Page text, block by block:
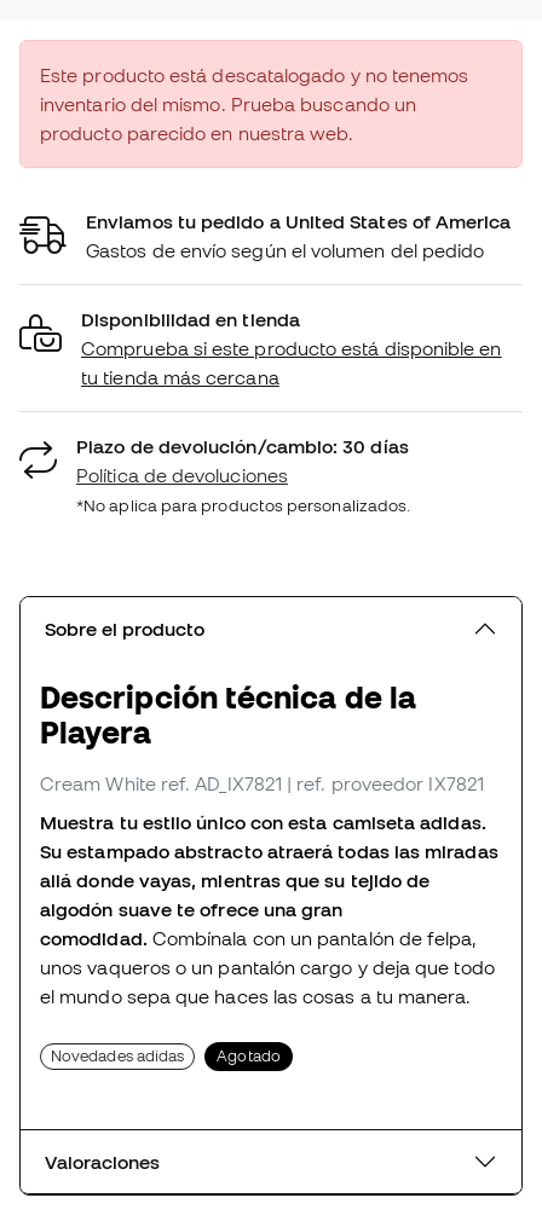
Este producto está descatalogado y no tenemos
inventario del mismo. Prueba buscando un
producto parecido en nuestra web.
Enviamos tu pedido a United States of America
Gastos de envío según el volumen del pedido
Disponibilidad en tienda
Comprueba si este producto está disponible en
tu tienda más cercana
Plazo de devolución/cambio: 30 días
Política de devoluciones
*No aplica para productos personalizados.
Sobre el producto
Descripción técnica de la
Playera
Cream White ref. AD_IX7821 | ref. proveedor IX7821
Muestra tu estilo único con esta camiseta adidas.
Su estampado abstracto atraerá todas las miradas
allá donde vayas, mientras que su tejido de
algodón suave te ofrece una gran
comodidad. Combínala con un pantalón de felpa,
unos vaqueros o un pantalón cargo y deja que todo
el mundo sepa que haces las cosas a tu manera.
Novedades adidas Agotado
Valoraciones